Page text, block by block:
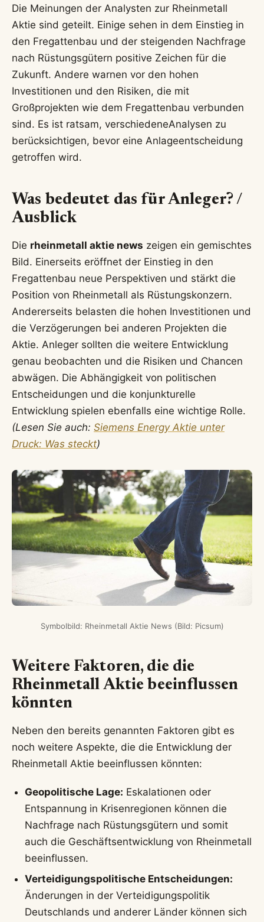
Die Meinungen der Analysten zur Rheinmetall
Aktie sind geteilt. Einige sehen in dem Einstieg in
den Fregattenbau und der steigenden Nachfrage
nach Rüstungsgütern positive Zeichen für die
Zukunft. Andere warnen vor den hohen
Investitionen und den Risiken, die mit
Großprojekten wie dem Fregattenbau verbunden
sind. Es ist ratsam, verschiedeneAnalysen zu
berücksichtigen, bevor eine Anlageentscheidung
getroffen wird.
Was bedeutet das für Anleger? /
Ausblick
Die rheinmetall aktie news zeigen ein gemischtes
Bild. Einerseits eröffnet der Einstieg in den
Fregattenbau neue Perspektiven und stärkt die
Position von Rheinmetall als Rüstungskonzern.
Andererseits belasten die hohen Investitionen und
die Verzögerungen bei anderen Projekten die
Aktie. Anleger sollten die weitere Entwicklung
genau beobachten und die Risiken und Chancen
abwägen. Die Abhängigkeit von politischen
Entscheidungen und die konjunkturelle
Entwicklung spielen ebenfalls eine wichtige Rolle.
(Lesen Sie auch: Siemens Energy Aktie unter
Druck: Was steckt)
Symbolbild: Rheinmetall Aktie News (Bild: Picsum)
Weitere Faktoren, die die
Rheinmetall Aktie beeinflussen
könnten
Neben den bereits genannten Faktoren gibt es
noch weitere Aspekte, die die Entwicklung der
Rheinmetall Aktie beeinflussen könnten:
Geopolitische Lage: Eskalationen oder
Entspannung in Krisenregionen können die
Nachfrage nach Rüstungsgütern und somit
auch die Geschäftsentwicklung von Rheinmetall
beeinflussen.
Verteidigungspolitische Entscheidungen:
Änderungen in der Verteidigungspolitik
Deutschlands und anderer Länder können sich